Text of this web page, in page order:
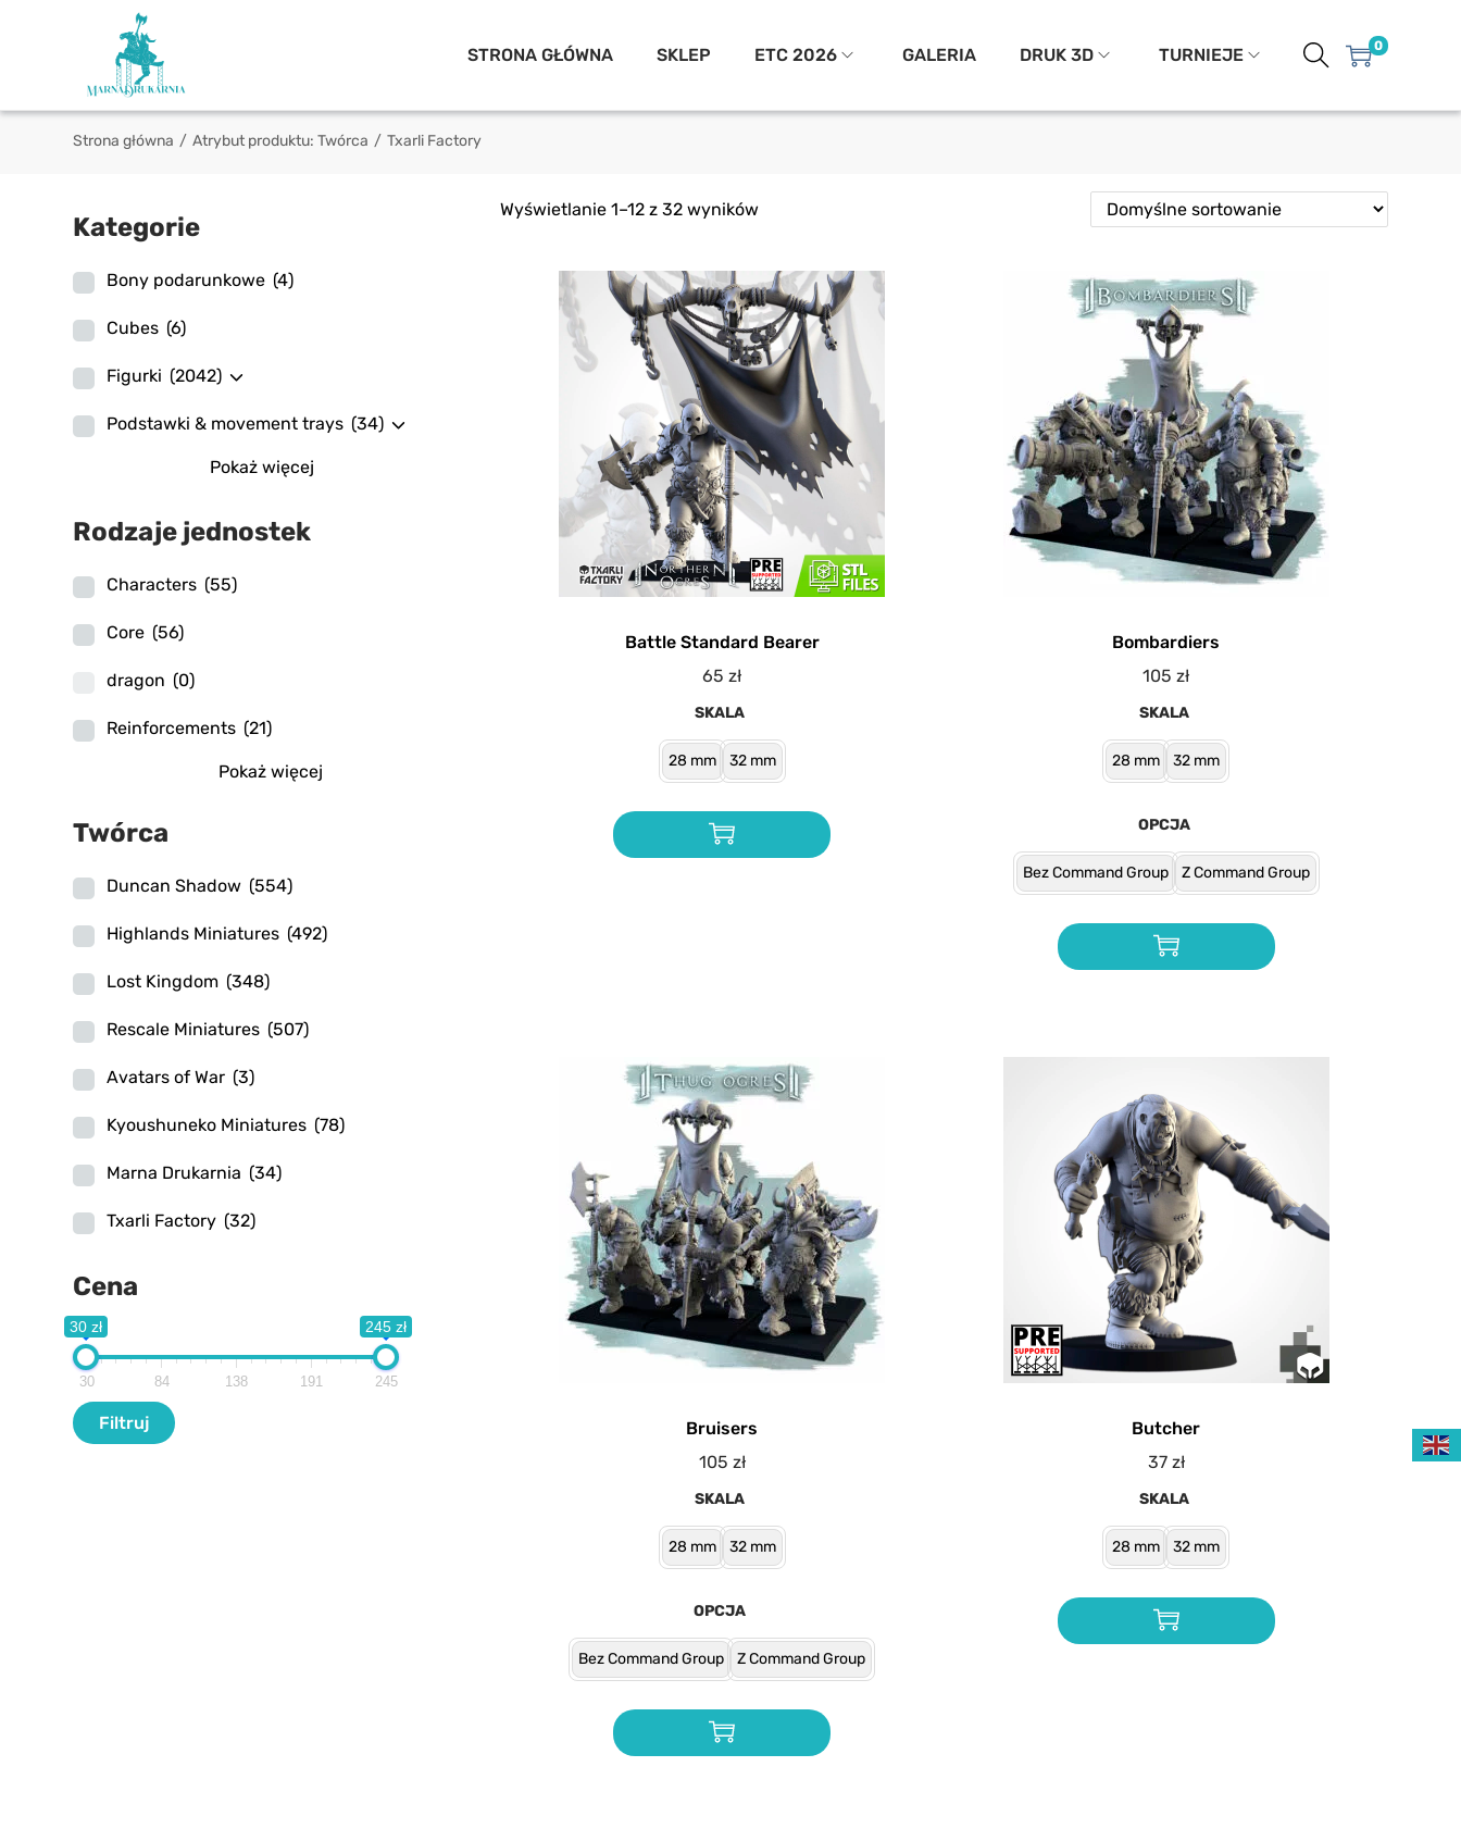
STRONA GŁÓWNA SKLEP ETC 2026 GALERIA DRUK 3D TURNIEJE 0
Strona główna / Atrybut produktu: Twórca / Txarli Factory
Wyświetlanie 1–12 z 32 wyników
Battle Standard Bearer
65zł
SKALA
28 mm 32 mm
Bombardiers
105zł
SKALA
28 mm 32 mm
OPCJA
Bez Command Group Z Command Group
Bruisers
105 zł
SKALA
28 mm 32 mm
OPCJA
Bez Command Group Z Command Group
Butcher
37 zł
SKALA
28 mm 32 mm
Kategorie
Bony podarunkowe (4)
Cubes (6)
Figurki (2042)
Podstawki & movement trays (34)
Pokaż więcej
Rodzaje jednostek
Characters (55)
Core (56)
dragon (0)
Reinforcements (21)
Pokaż więcej
Twórca
Duncan Shadow (554)
Highlands Miniatures (492)
Lost Kingdom (348)
Rescale Miniatures (507)
Avatars of War (3)
Kyoushuneko Miniatures (78)
Marna Drukarnia (34)
Txarli Factory (32)
Cena
30 zł 245 zł
30 84 138 191 245
Filtr